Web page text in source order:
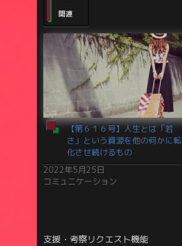
関連
【第６１６号】人生とは「若
さ」という資源を他の何かに転
化させ続けるもの
2022年5月25日
コミュニケーション
支援・考察リクエスト機能